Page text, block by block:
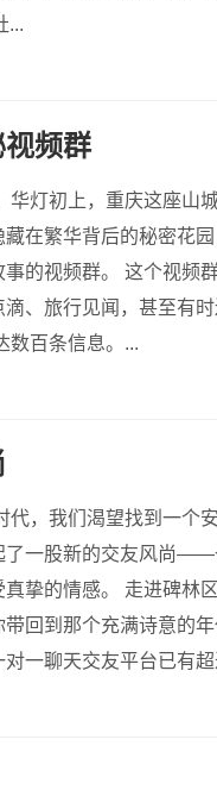
...
频群
灯初上，重庆这座山
在繁华背后的秘密花
的视频群。 这个视频
、旅行见闻，甚至有
数百条信息。...
，我们渴望找到一个
了一股新的交友风尚
挚的情感。 走进碑林
回到那个充满诗意的
一聊天交友平台已有超